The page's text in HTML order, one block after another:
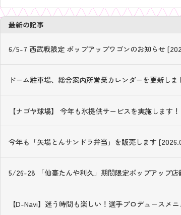
最新の記事
6/5-7 西武戦限定 ポップアップワゴンのお知らせ
ドーム駐車場、総合案内所営業カレンダーを更新し
【ナゴヤ球場】 今年も氷提供サービスを実施します
今年も「矢場とんサンドラ弁当」を販売します
5/26-28 「仙臺たんや利久」期間限定ポップアップ
【D-Navi】迷う時間も楽しい！選手プロデュースメ